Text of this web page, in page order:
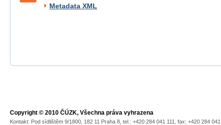
Metadata XML
Copyright © 2010 ČÚZK, Všechna práva vyhrazena
Kontakt: Pod sídlištěm 9/1800, 182 11 Praha 8, tel.: +420 284 041 111, fax: +420 284